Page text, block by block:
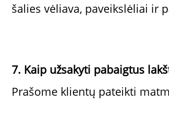
šalies vėliava, paveikslėliai ir
7. Kaip užsakyti pabaigtus
Prašome klientų pateikti